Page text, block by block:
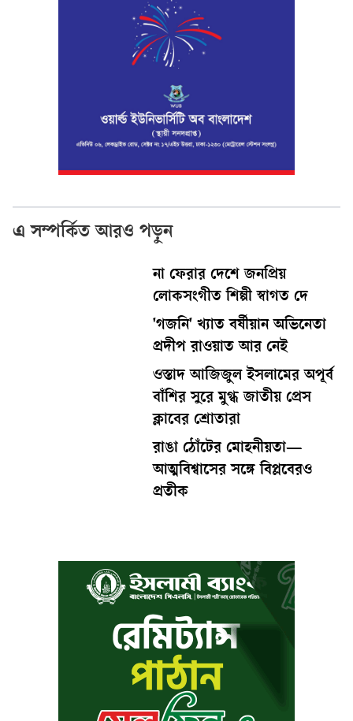
এ সম্পর্কিত আরও পড়ুন
না ফেরার দেশে জনপ্রিয়
লোকসংগীত শিল্পী স্বাগত দে
'গজনি' খ্যাত বর্ষীয়ান অভিনেতা
প্রদীপ রাওয়াত আর নেই
ওস্তাদ আজিজুল ইসলামের অপূর্ব
বাঁশির সুরে মুগ্ধ জাতীয় প্রেস
ক্লাবের শ্রোতারা
রাঙা ঠোঁটের মোহনীয়তা—
আত্মবিশ্বাসের সঙ্গে বিপ্লবেরও
প্রতীক